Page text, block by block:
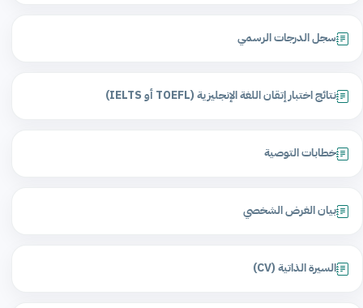
سجل الدرجات الرسمي
نتائج اختبار إتقان اللغة الإنجليزية (TOEFL أو IELTS)
خطابات التوصية
بيان الغرض الشخصي
السيرة الذاتية (CV)